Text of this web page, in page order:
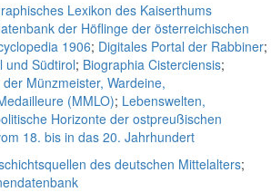
Lexikon des Kaiserthums
der Höflinge der österreichischen
1906; Digitales Portal der Rabbiner;
und Südtirol; Biographia Cisterciensis;
Münzmeister, Wardeine,
(MMLO); Lebenswelten,
Horizonte der ostpreußischen
18. bis in das 20. Jahrhundert
des deutschen Mittelalters;